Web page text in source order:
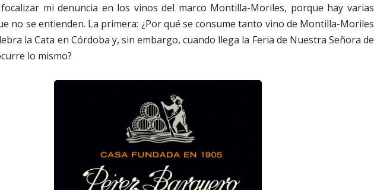
mi denuncia en los vinos del marco Montilla-Moriles, porque hay varias
no se entienden. La primera: ¿Por qué se consume tanto vino de Montilla-Moriles
la Cata en Córdoba y, sin embargo, cuando llega la Feria de Nuestra Señora de
lo mismo?